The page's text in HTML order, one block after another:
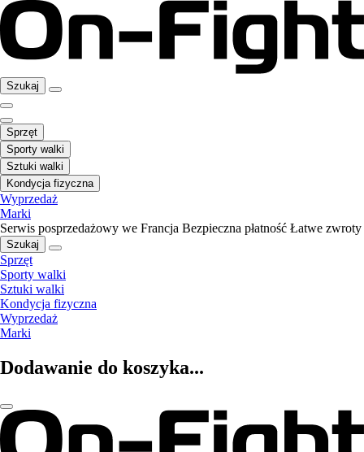
Szukaj
Sprzęt
Sporty walki
Sztuki walki
Kondycja fizyczna
Wyprzedaż
Marki
Serwis posprzedażowy we Francja Bezpieczna płatność Łatwe zwroty
Szukaj
Sprzęt
Sporty walki
Sztuki walki
Kondycja fizyczna
Wyprzedaż
Marki
Dodawanie do koszyka...